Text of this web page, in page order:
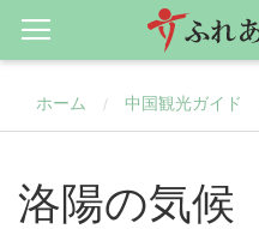
ホーム / 中国観光ガイド
洛陽の気候